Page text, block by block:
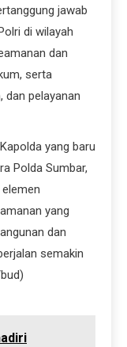
jawab
di wilayah
dan
serta
dan pelayanan
yang baru
Polda Sumbar,
yang
dan
semakin